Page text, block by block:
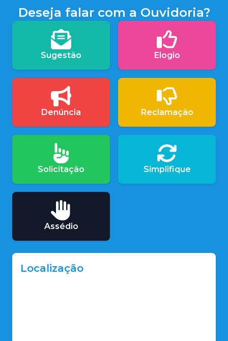
Deseja falar com a Ouvidoria?
Sugestão Elogio
Denúncia Reclamação
Solicitação Simplifique
Assédio
Localização